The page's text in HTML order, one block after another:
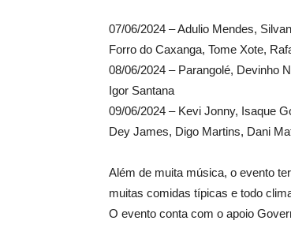
07/06/2024 – Adulio Mendes,
Forro do Caxanga, Tome Xote,
08/06/2024 – Parangolé, Devinho
Igor Santana
09/06/2024 – Kevi Jonny, Isaque
Dey James, Digo Martins, Dani
Além de muita música, o evento
muitas comidas típicas e todo
O evento conta com o apoio